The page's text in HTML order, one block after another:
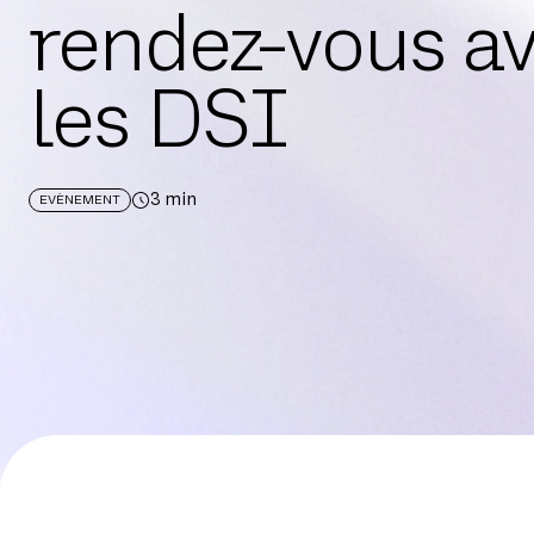
rendez-vous
les DSI
EVÈNEMENT 3 min